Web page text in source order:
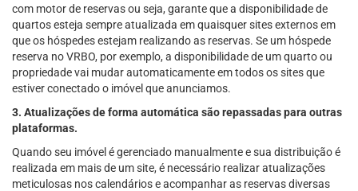
com motor de reservas ou seja, garante que a disponibilidade de
quartos esteja sempre atualizada em quaisquer sites externos em
que os hóspedes estejam realizando as reservas. Se um hóspede
reserva no VRBO, por exemplo, a disponibilidade de um quarto ou
propriedade vai mudar automaticamente em todos os sites que
estiver conectado o imóvel que anunciamos.
3. Atualizações de forma automática são repassadas para outras
plataformas.
Quando seu imóvel é gerenciado manualmente e sua distribuição é
realizada em mais de um site, é necessário realizar atualizações
meticulosas nos calendários e acompanhar as reservas diversas